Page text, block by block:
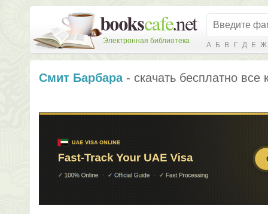
Электронная библиотека А Б В Г Д Е Ж
Смит Барбара- скачать бесплатно все